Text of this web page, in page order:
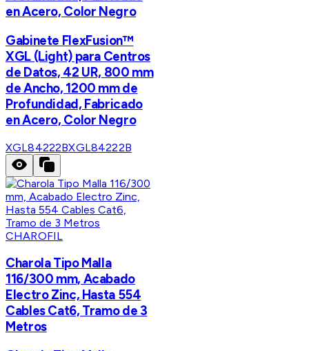
en Acero, Color Negro
Gabinete FlexFusion™
XGL (Light) para Centros
de Datos, 42 UR, 800 mm
de Ancho, 1200 mm de
Profundidad, Fabricado
en Acero, Color Negro
XGL84222BXGL84222B
CHAROFIL
Charola Tipo Malla
116/300 mm, Acabado
Electro Zinc, Hasta 554
Cables Cat6, Tramo de 3
Metros